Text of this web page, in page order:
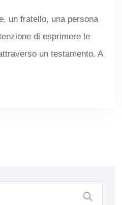
un fratello, una persona
di esprimere le
un testamento. A